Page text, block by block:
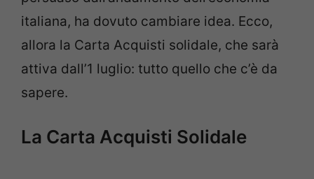
italiana, ha dovuto cambiare idea. Ecco,
allora la Carta Acquisti solidale, che sarà
attiva dall’1 luglio: tutto quello che c’è da
sapere.
La Carta Acquisti Solidale